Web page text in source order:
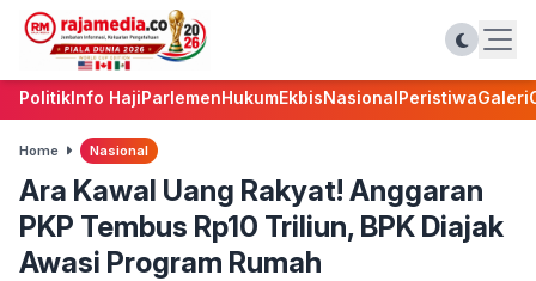
PolitikInfo HajiParlemenHukumEkbisNasionalPeristiwaGaleri
Home Nasional
Ara Kawal Uang Rakyat! Anggaran
PKP Tembus Rp10 Triliun, BPK Diajak
Awasi Program Rumah